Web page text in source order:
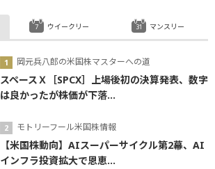
岡元兵八郎の米国株マスターへの道
スペースＸ［SPCX］上場後初の決算発表、数字
は良かったが株価が下落...
モトリーフール米国株情報
【米国株動向】AIスーパーサイクル第2幕、AI
インフラ投資拡大で恩恵...
ウイークリー マンスリー